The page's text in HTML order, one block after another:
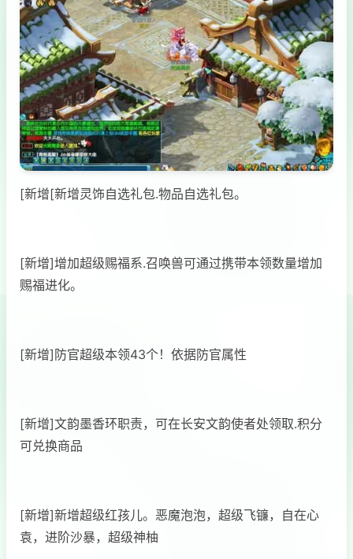
[新增[新增灵饰自选礼包.物品自选礼包。
[新增]增加超级赐福系.召唤兽可通过携带本领数量增加
赐福进化。
[新增]防官超级本领43个！依据防官属性
[新增]文韵墨香环职责，可在长安文韵使者处领取.积分
可兑换商品
[新增]新增超级红孩儿。恶魔泡泡，超级飞镰，自在心
袁，进阶沙暴，超级神柚